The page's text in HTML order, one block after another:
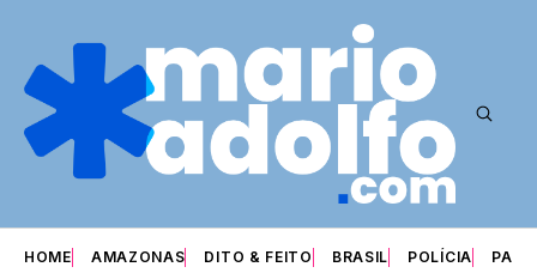
HOME AMAZONAS DITO & FEITO BRASIL POLÍCIA